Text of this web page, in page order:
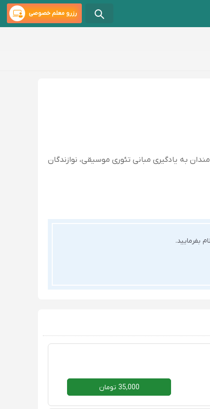
رزرو معلم خصوصی
به یادگیری مبانی تئوری موسیقی، نوازندگان
بفرمایید.
35,000 تومان